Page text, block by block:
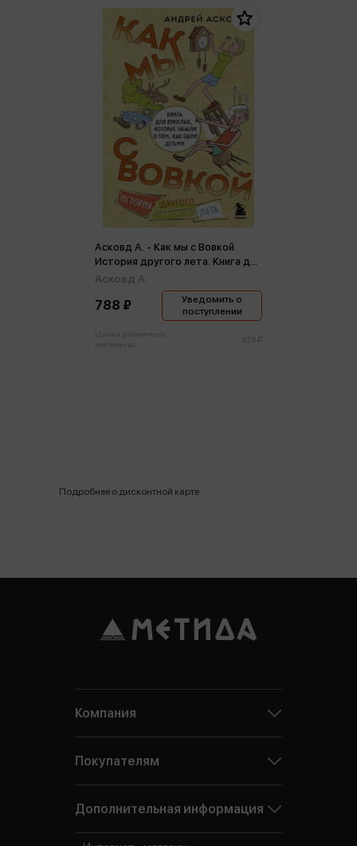
Асковд А. - Как мы с Вовкой.
История другого лета. Книга для
взрослых, которые забыли о
том, как были детьми
Асковд А.
788 ₽
Уведомить о
поступлении
Подробнее о дисконтной карте
Компания
Покупателям
Дополнительная информация